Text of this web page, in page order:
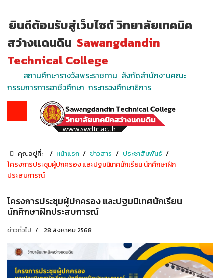
ยินดีต้อนรับสู่เว็บไซต์ วิทยาลัยเทคนิค
สว่างแดนดิน Sawangdandin
Technical College
สถานศึกษารางวัลพระราชทาน สังกัดสำนักงานคณะ
กรรมการการอาชีวศึกษา กระทรวงศึกษาธิการ
คุณอยู่ที่: หน้าแรก ข่าวสาร
ประชาสัมพันธ์
โครงการประชุมผู้ปกครอง และปฐมนิเทศนักเรียน นักศึกษาฝึก
ประสบการณ์
โครงการประชุมผู้ปกครอง และปฐมนิเทศนักเรียน
นักศึกษาฝึกประสบการณ์
ข่าวทั่วไป 28 สิงหาคม 2568